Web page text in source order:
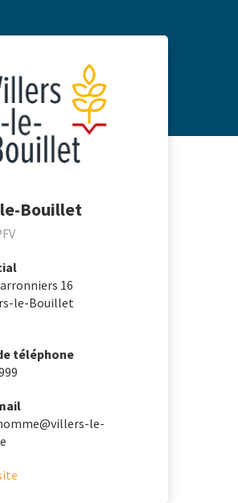
Bouillet
16
le-Bouillet
téléphone
le-